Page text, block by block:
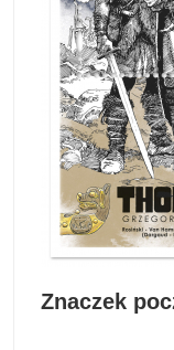
Znaczek